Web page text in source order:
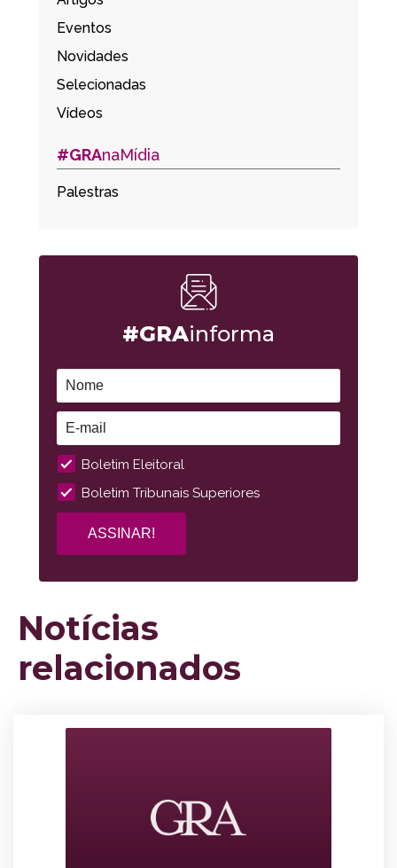
Eventos
Novidades
Selecionadas
Vídeos
#GRAnaMídia
Palestras
#GRAinforma
Boletim Eleitoral
Boletim Tribunais Superiores
Notícias
relacionados